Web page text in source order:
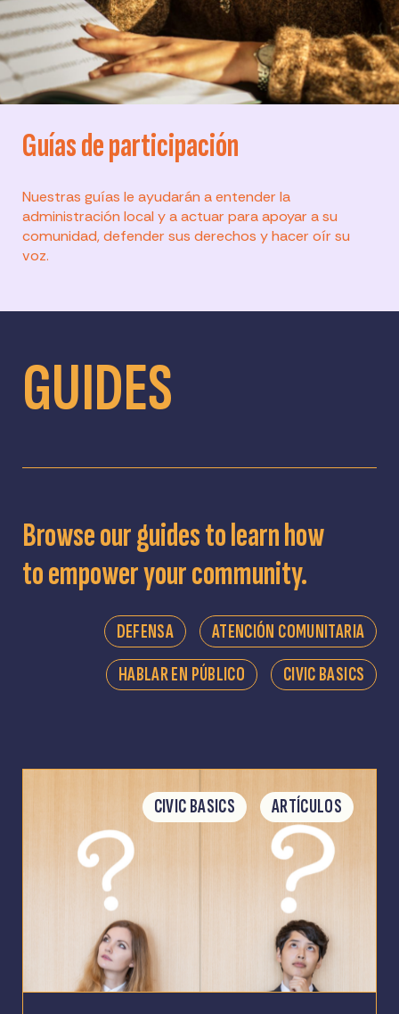
Guías de participación
Nuestras guías le ayudarán a entender la
administración local y a actuar para apoyar a su
comunidad, defender sus derechos y hacer oír su
voz.
GUIDES
Browse our guides to learn how
to empower your community.
DEFENSA
ATENCIÓN COMUNITARIA
HABLAR EN PÚBLICO
CIVIC BASICS
CIVIC BASICS ARTÍCULOS